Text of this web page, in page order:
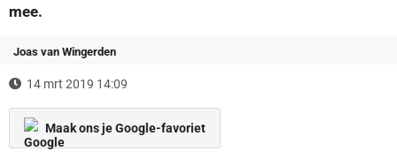
mee.
Joas van Wingerden
14 mrt 2019 14:09
Maak ons je Google-favoriet